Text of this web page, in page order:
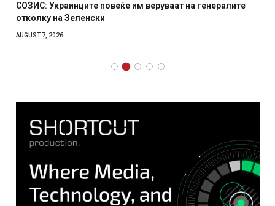
СОЗИС: Украинците повеќе им веруваат на генералите
отколку на Зеленски
AUGUST 7, 2026